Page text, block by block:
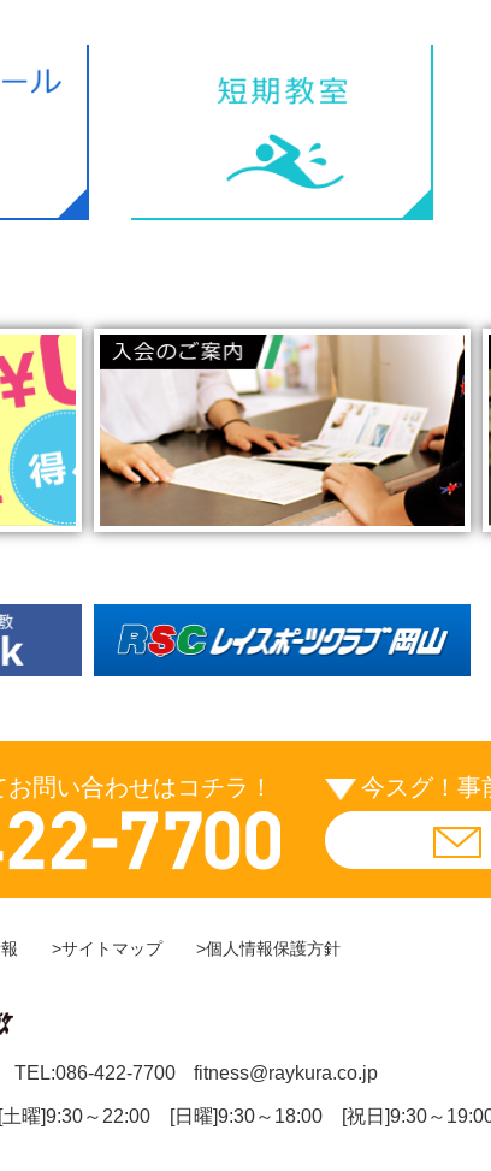
問い合わせはコチラ！ 今スグ！事
>サイトマップ >個人情報保護方針
TEL:086-422-7700 fitness@raykura.co.jp
曜]9:30～22:00 [日曜]9:30～18:00 [祝日]9:30～